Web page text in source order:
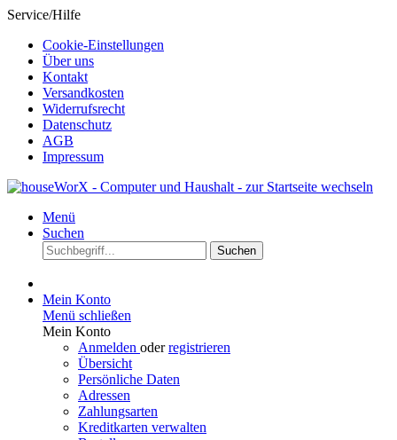
Service/Hilfe
Cookie-Einstellungen
Über uns
Kontakt
Versandkosten
Widerrufsrecht
Datenschutz
AGB
Impressum
Menü
Suchen
Suchen
Mein Konto
Menü schließen
Mein Konto
Anmelden oderregistrieren
Übersicht
Persönliche Daten
Adressen
Zahlungsarten
Kreditkarten verwalten